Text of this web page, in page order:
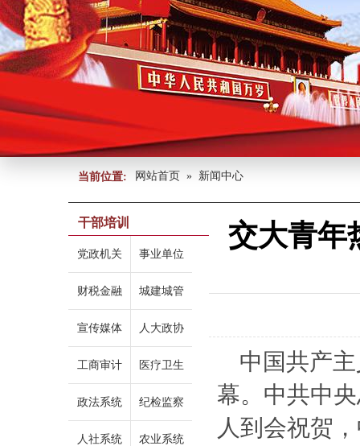
当前位置: 网站首页 » 新闻中心
干部培训
党政机关 事业单位
财税金融 城建城管
宣传媒体 人大政协
工商审计 医疗卫生
政法系统 纪检监察
人社系统 农业系统
交大青年
中国共产
幕。中共中
人到会祝贺